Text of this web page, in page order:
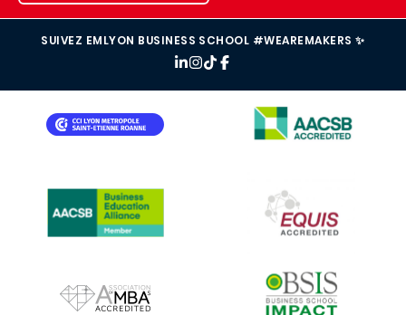
SUIVEZ EMLYON BUSINESS SCHOOL #WEAREMAKERS ✨
IMAGE
IMAGE
IMAGE